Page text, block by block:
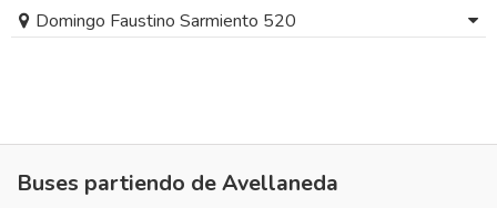
Domingo Faustino Sarmiento 520
Buses partiendo de Avellaneda